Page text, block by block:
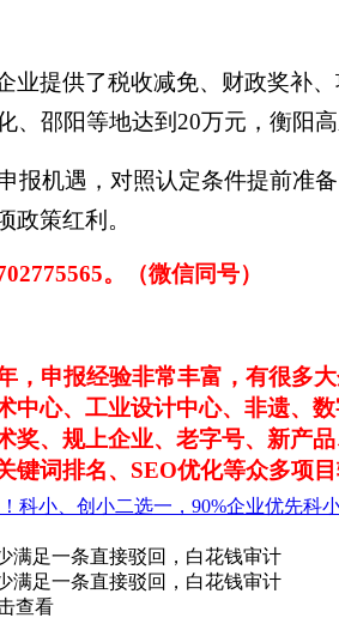
业提供了税收减免、财政奖补
、邵阳等地达到20万元，衡阳
报机遇，对照认定条件提前准
政策红利。
。（微信同号）
，申报经验非常丰富，有很多
中心、工业设计中心、非遗、
奖、规上企业、老字号、新产
键词排名、SEO优化等众多项
科小、创小二选一，90%企业优先科
满足一条直接驳回，白花钱审计
满足一条直接驳回，白花钱审计
查看